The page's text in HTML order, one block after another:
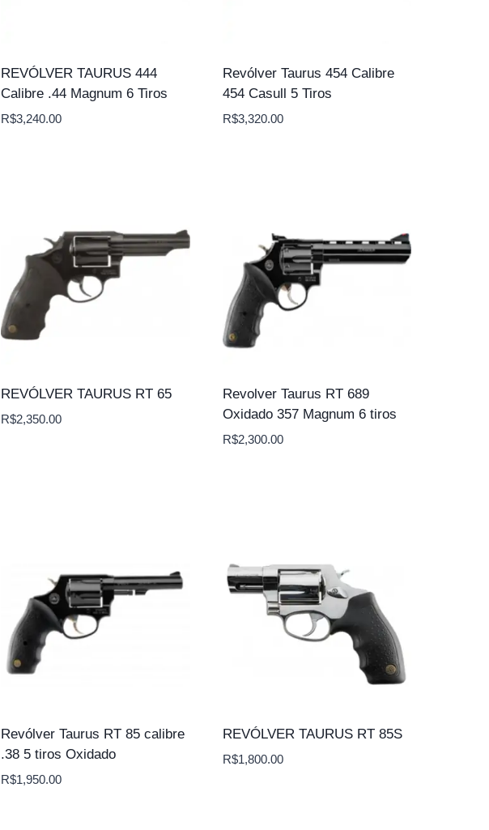
REVÓLVER TAURUS 444
Calibre .44 Magnum 6 Tiros
R$3,240.00
Revólver Taurus 454 Calibre
454 Casull 5 Tiros
R$3,320.00
REVÓLVER TAURUS RT 65
R$2,350.00
Revolver Taurus RT 689
Oxidado 357 Magnum 6 tiros
R$2,300.00
Revólver Taurus RT 85 calibre
.38 5 tiros Oxidado
R$1,950.00
REVÓLVER TAURUS RT 85S
R$1,800.00